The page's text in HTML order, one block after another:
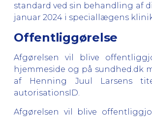
standard ved sin behandling af
januar 2024 i speciallægens
Offentliggørelse
Afgørelsen vil blive
hjemmeside og på sundhed.dk
af Henning Juul Larsens
autorisationsID.
Afgørelsen vil blive